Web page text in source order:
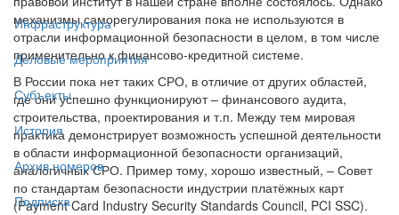
Инфраструктура
Деловые мероприятия
Субъекты
История
Архив номеров
Подписка
механизмы саморегулирования пока не используются в
отрасли информационной безопасности в целом, в том числе
применительно к финансово-кредитной системе.
В России пока нет таких СРО, в отличие от других областей,
где они успешно функционируют – финансового аудита,
строительства, проектирования и т.п. Между тем мировая
практика демонстрирует возможность успешной деятельности
в области информационной безопасности организаций,
аналогичных СРО. Пример тому, хорошо известный, – Совет
по стандартам безопасности индустрии платёжных карт
(Payment Card Industry Security Standards Council, PCI SSC).